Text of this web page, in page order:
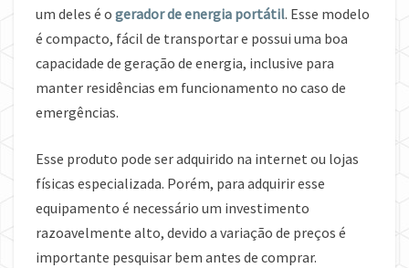
um deles é o gerador de energia portátil. Esse modelo
é compacto, fácil de transportar e possui uma boa
capacidade de geração de energia, inclusive para
manter residências em funcionamento no caso de
emergências.
Esse produto pode ser adquirido na internet ou lojas
físicas especializada. Porém, para adquirir esse
equipamento é necessário um investimento
razoavelmente alto, devido a variação de preços é
importante pesquisar bem antes de comprar.